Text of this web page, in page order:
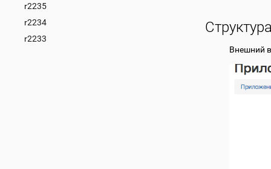
r2235
r2234
r2233
Внешний